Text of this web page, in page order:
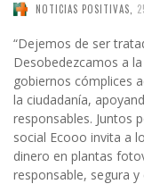
NOTICIAS POSITIVAS
“Dejemos de ser
Desobedezcamos a
gobiernos cómplices
la ciudadanía,
responsables. Juntos
social Ecooo invita a
dinero en plantas
responsable, segura